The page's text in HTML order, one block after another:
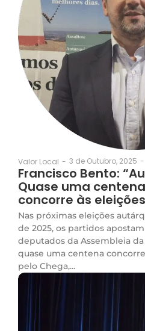
Valor Local - 3 de Outubro, 2025 -
Francisco Bento:
Quase uma
concorre às
Nas próximas eleições
de 2025, os partidos
deputados da Assembleia
quase uma centena
pelo Chega,...